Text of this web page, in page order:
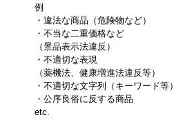
例
・違法な商品（危険物など）
・不当な二重価格など
（景品表示法違反）
・不適切な表現
（薬機法、健康増進法違反等）
・不適切な文字列（キーワード等）
・公序良俗に反する商品
etc.